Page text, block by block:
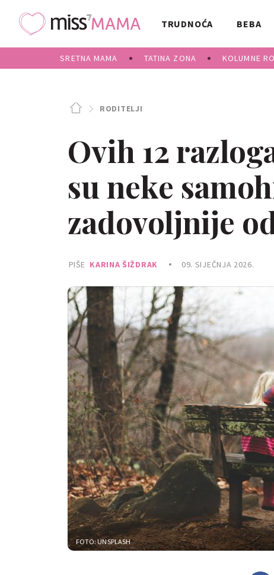
TRUDNOĆA BEBA
SRETNA MAMA TATINA ZONA KOLUMNE
RODITELJI
Ovih 12
su neke
zadovoljnije
PIŠE KARINA ŠIŽDRAK 09. SIJEČNJA 2026.
FOTO: UNSPLASH